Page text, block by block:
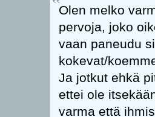
Olen melko
pervoja, joko
vaan paneudu
kokevat/
Ja jotkut ehkä
ettei ole
varma että